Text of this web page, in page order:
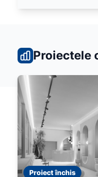
Proiectele
Proiect închis